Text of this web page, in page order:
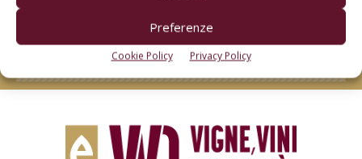
Preferenze
Cookie Policy Privacy Policy
Iscriviti alle nostre newsletter